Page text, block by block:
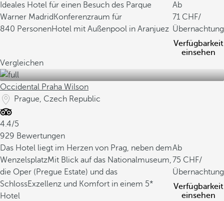
Ideales Hotel für einen Besuch des Parque
Warner Madrid Konferenzraum für
840 PersonenHotel mit Außenpool in Aranjuez
Ab
71
/
Übernachtung
Verfügbarkeit
einsehen
Vergleichen
Occidental Praha Wilson
Prague, Czech Republic
4.4/5
929 Bewertungen
Das Hotel liegt im Herzen von Prag, neben dem
WenzelsplatzMit Blick auf das Nationalmuseum,
die Oper (Pregue Estate) und das
SchlossExzellenz und Komfort in einem 5*
Hotel
Ab
75
/
Übernachtung
Verfügbarkeit
einsehen